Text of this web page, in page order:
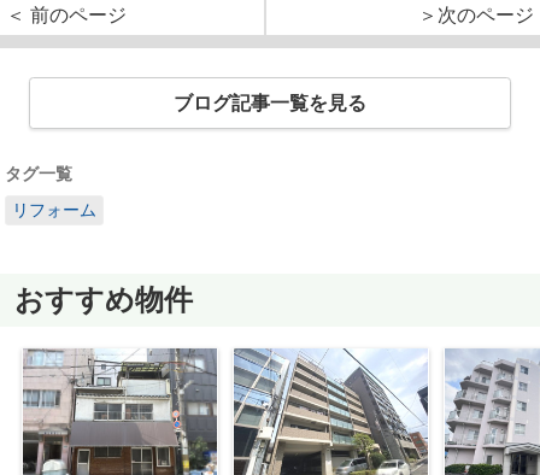
＜ 前のページ
＞次のページ
ブログ記事一覧を見る
タグ一覧
リフォーム
おすすめ物件